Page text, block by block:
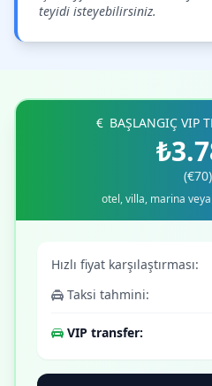
teyidi isteyebilirsiniz.
BAŞLANGIÇ VIP
(€70)
otel, villa, marina veya
Hızlı fiyat karşılaştırması:
Taksi tahmini:
VIP transfer: